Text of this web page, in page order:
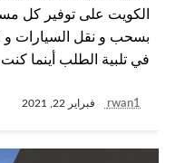
الكويت على توفير كل
بسحب و نقل السيارات و
في تلبية الطلب أينما
rwan1 فبراير 22, 2021